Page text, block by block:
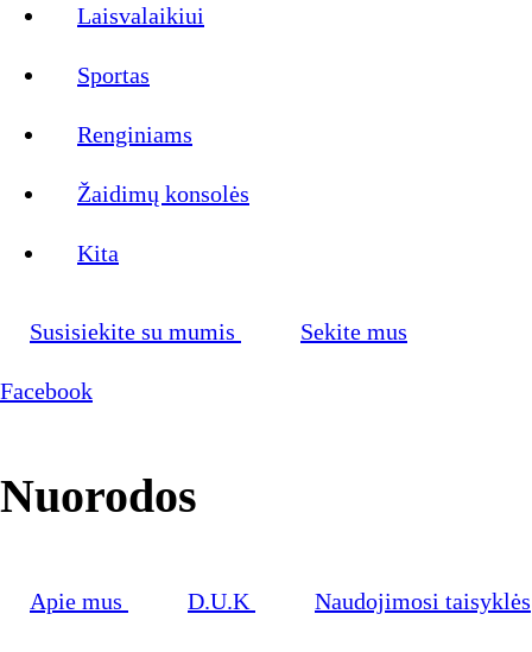
Laisvalaikiui
Sportas
Renginiams
Žaidimų konsolės
Kita
Susisiekite su mumis Sekite mus
Facebook
Nuorodos
Apie mus D.U.K Naudojimosi taisyklės